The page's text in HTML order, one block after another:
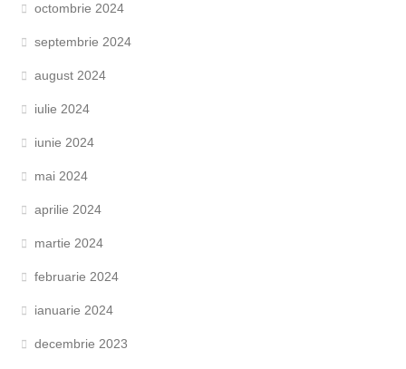
octombrie 2024
septembrie 2024
august 2024
iulie 2024
iunie 2024
mai 2024
aprilie 2024
martie 2024
februarie 2024
ianuarie 2024
decembrie 2023